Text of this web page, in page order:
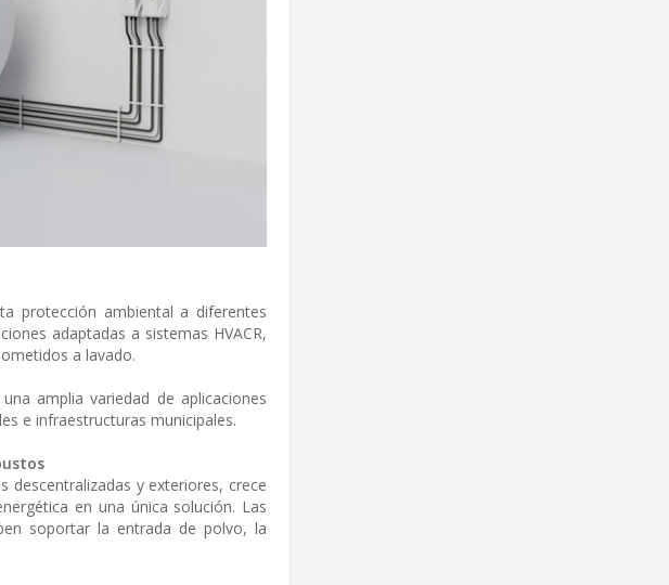
protección ambiental a diferentes
adaptadas a sistemas HVACR,
a lavado.
amplia variedad de aplicaciones
e infraestructuras municipales.
descentralizadas y exteriores, crece
en una única solución. Las
soportar la entrada de polvo, la